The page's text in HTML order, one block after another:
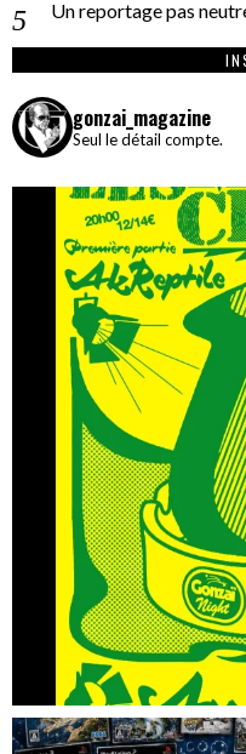
Un reportage pas
gonzai_magazine
Seul le détail compte.